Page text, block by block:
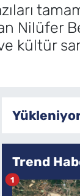
Nilüfer
kültür
Trend
1